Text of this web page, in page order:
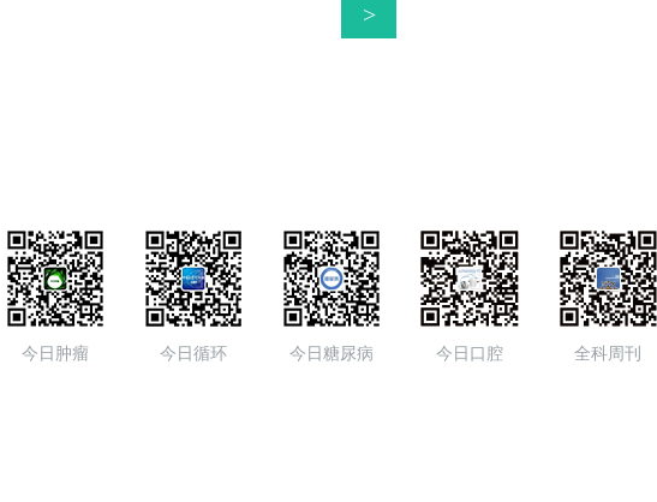
>
今日肿瘤 今日循环 今日糖尿病 今日口腔 全科周刊